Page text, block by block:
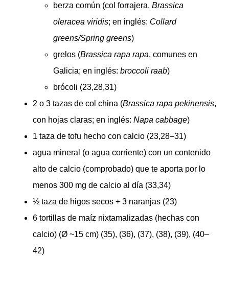
berza común (col forrajera, Brassica
oleracea viridis; en inglés: Collard
greens/Spring greens)
grelos (Brassica rapa rapa, comunes en
Galicia; en inglés: broccoli raab)
brócoli (23,28,31)
2 o 3 tazas de col china (Brassica rapa pekinensis,
con hojas claras; en inglés: Napa cabbage)
1 taza de tofu hecho con calcio (23,28–31)
agua mineral (o agua corriente) con un contenido
alto de calcio (comprobado) que te aporta por lo
menos 300 mg de calcio al día (33,34)
½ taza de higos secos + 3 naranjas (23)
6 tortillas de maíz nixtamalizadas (hechas con
calcio) (Ø ~15 cm) (35), (36), (37), (38), (39), (40–
42)